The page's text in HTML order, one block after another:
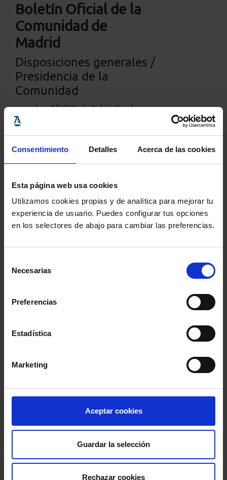
Consentimiento Detalles Acerca de las cookies
Esta página web usa cookies
Utilizamos cookies propias y de analítica para mejorar tu
experiencia de usuario. Puedes configurar tus opciones
en los selectores de abajo para cambiar las preferencias.
Necesarias
Preferencias
Estadística
Marketing
Aceptar cookies
Guardar la selección
Rechazar cookies
Boletín Oficial de la
Comunidad de
Madrid
Disposiciones generales /
Presidencia de la
Comunidad
Ley 4/2026, de 2 de julio, de
Boletín Oficial de la
Disposiciones generales /
Consejo de Gobierno
Decreto Ley n.º 3/2026, de 3 de
la Región de Murcia” y de
urbanística